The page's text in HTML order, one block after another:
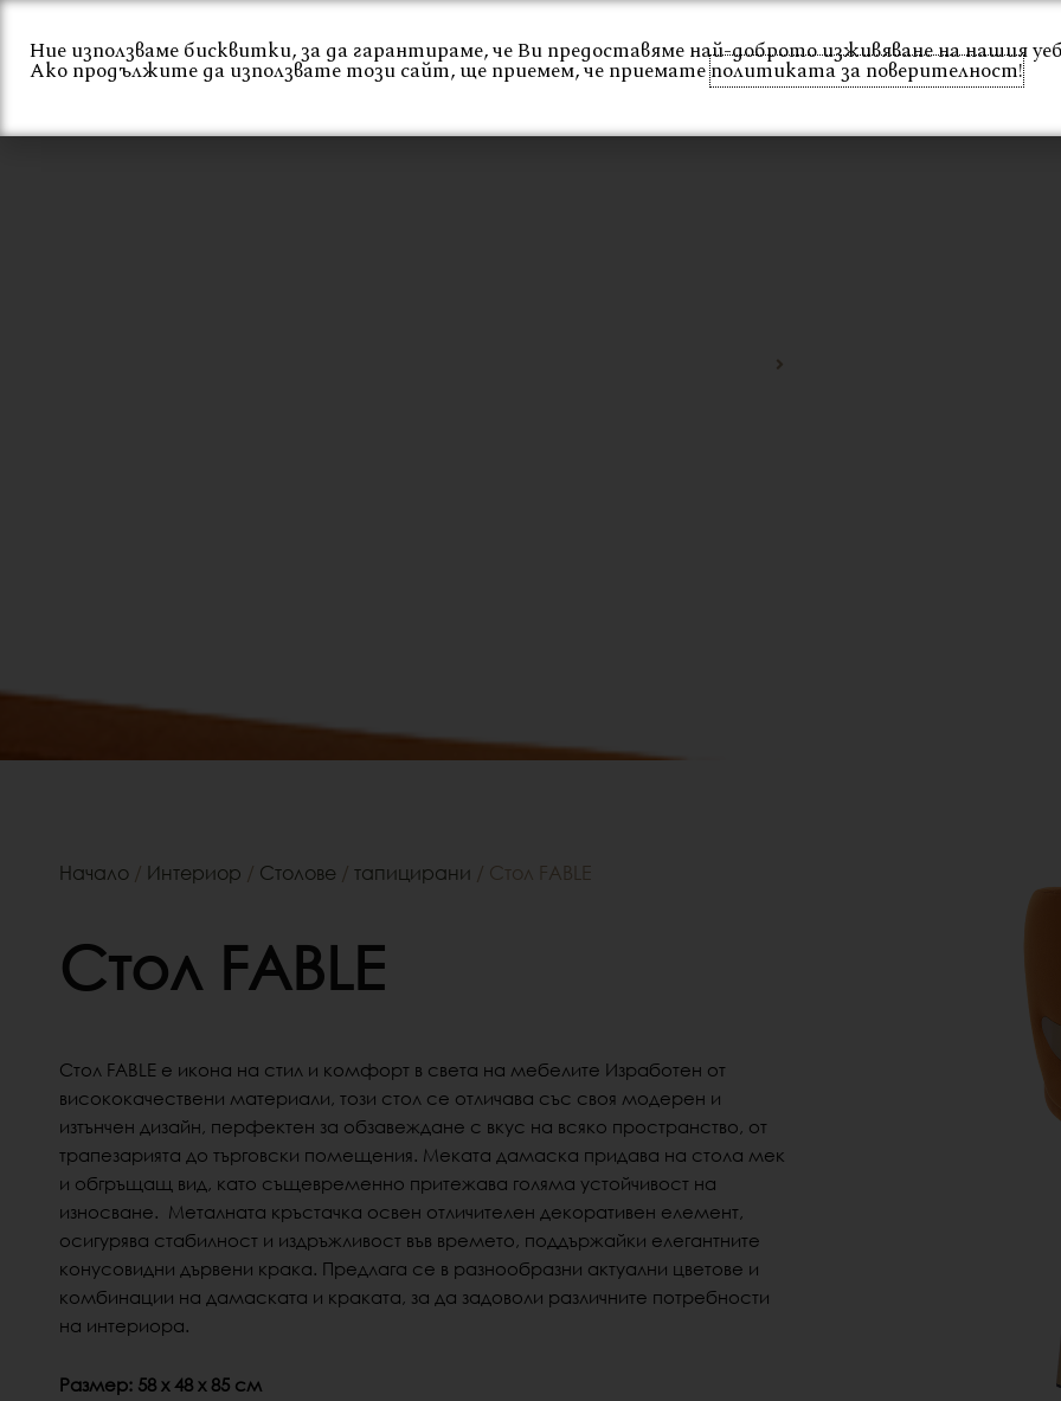
Skip
content
Начало За нас Интериор Екстериор Каталог Проекти
Начало / Интериор / Столове / тапицирани / Стол FABLE
Стол FABLE
Стол FABLE е икона на стил и комфорт в света на мебелите Изработен от
висококачествени материали, този стол се отличава със своя модерен и
изтънчен дизайн, перфектен за обзавеждане с вкус на всяко пространство, от
трапезарията до търговски помещения. Меката дамаска придава на стола мек
и обгръщащ вид, като същевременно притежава голяма устойчивост на
износване. Металната кръстачка освен отличителен декоративен елемент,
осигурява стабилност и издръжливост във времето, поддържайки елегантните
конусовидни дървени крака. Предлага се в разнообразни актуални цветове и
комбинации на дамаската и краката, за да задоволи различните потребности
на интериора.
Размер: 58 х 48 х 85 см
Ние използваме бисквитки, за да гарантираме, че Ви предоставяме най-доброто изживяване на нашия
Ако продължите да използвате този сайт, ще приемем, че приематеполитиката за поверителност!